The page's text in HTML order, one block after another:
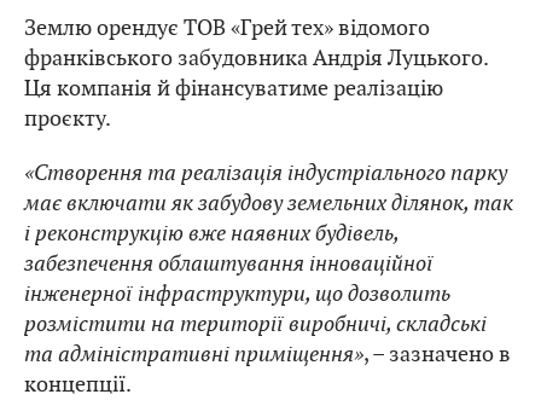
Землю орендує ТОВ «Грей тех» відомого
франківського забудовника Андрія Луцького.
Ця компанія й фінансуватиме реалізацію
проєкту.
«Створення та реалізація індустріального парку
має включати як забудову земельних ділянок, так
і реконструкцію вже наявних будівель,
забезпечення облаштування інноваційної
інженерної інфраструктури, що дозволить
розмістити на території виробничі, складські
та адміністративні приміщення», – зазначено в
концепції.